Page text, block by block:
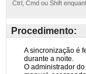
Ctrl, Cmd ou Shift
Procedimento: